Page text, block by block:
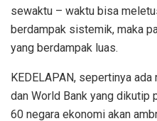
sewaktu – waktu bisa
berdampak sistemik, maka
yang berdampak luas.
KEDELAPAN, sepertinya
dan World Bank yang
60 negara ekonomi akan